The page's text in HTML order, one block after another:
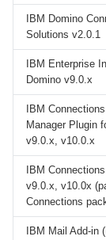
IBM Domino
Solutions v2.0.1
IBM Enterprise
Domino v9.0.x
IBM
Manager Plugin
v9.0.x, v10.0.x
IBM
v9.0.x, v10.0x
Connections
IBM Mail Add-in